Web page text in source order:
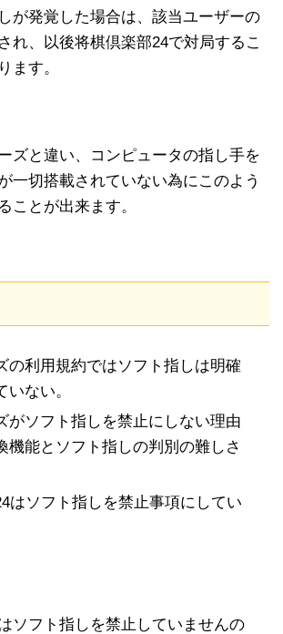
が発覚した場合は、該当ユーザーの
れ、以後将棋倶楽部24で対局するこ
ます。
ズと違い、コンピュータの指し手を
一切搭載されていない為にこのよう
ことが出来ます。
の利用規約ではソフト指しは明確
いない。
がソフト指しを禁止にしない理由
機能とソフト指しの判別の難しさ
はソフト指しを禁止事項にしてい
ソフト指しを禁止していませんの